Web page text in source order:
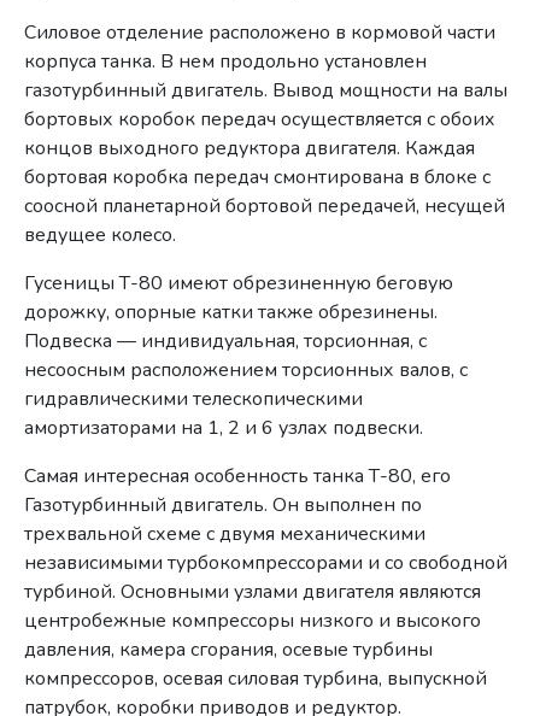
Силовое отделение расположено в кормовой части
корпуса танка. В нем продольно установлен
газотурбинный двигатель. Вывод мощности на валы
бортовых коробок передач осуществляется с обоих
концов выходного редуктора двигателя. Каждая
бортовая коробка передач смонтирована в блоке с
соосной планетарной бортовой передачей, несущей
ведущее колесо.
Гусеницы Т-80 имеют обрезиненную беговую
дорожку, опорные катки также обрезинены.
Подвеска — индивидуальная, торсионная, с
несоосным расположением торсионных валов, с
гидравлическими телескопическими
амортизаторами на 1, 2 и 6 узлах подвески.
Самая интересная особенность танка Т-80, его
Газотурбинный двигатель. Он выполнен по
трехвальной схеме с двумя механическими
независимыми турбокомпрессорами и со свободной
турбиной. Основными узлами двигателя являются
центробежные компрессоры низкого и высокого
давления, камера сгорания, осевые турбины
компрессоров, осевая силовая турбина, выпускной
патрубок, коробки приводов и редуктор.